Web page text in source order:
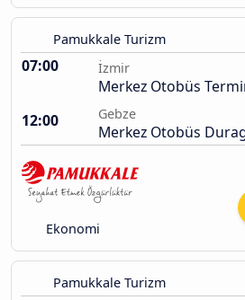
Pamukkale Turizm
07:00 İzmir
Merkez Otobüs
12:00
Gebze
Merkez Otobüs
Ekonomi
Pamukkale Turizm